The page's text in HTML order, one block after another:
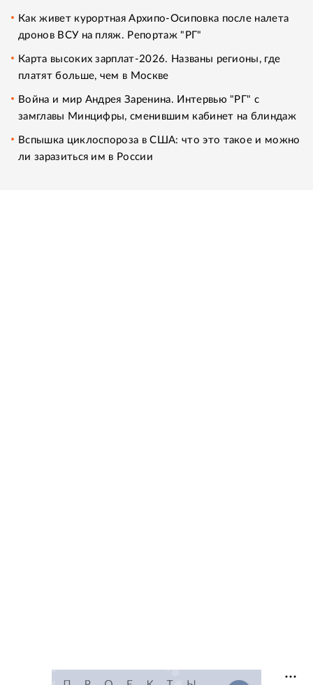
Как живет курортная Архипо-Осиповка после налета
дронов ВСУ на пляж. Репортаж "РГ"
Карта высоких зарплат-2026. Названы регионы, где
платят больше, чем в Москве
Война и мир Андрея Заренина. Интервью "РГ" с
замглавы Минцифры, сменившим кабинет на блиндаж
Вспышка циклоспороза в США: что это такое и можно
ли заразиться им в России